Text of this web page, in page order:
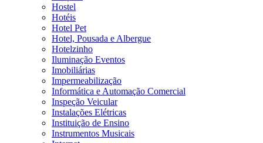
Hostel
Hotéis
Hotel Pet
Hotel, Pousada e Albergue
Hotelzinho
Iluminação Eventos
Imobiliárias
Impermeabilização
Informática e Automação Comercial
Inspeção Veicular
Instalações Elétricas
Instituição de Ensino
Instrumentos Musicais